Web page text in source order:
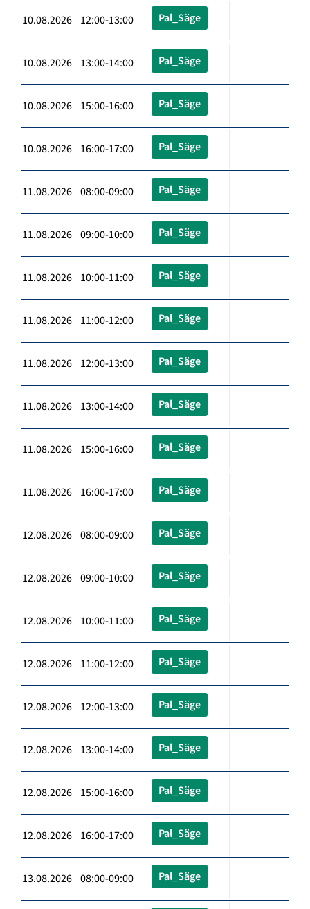
10.08.2026 12:00-13:00 Pal_Säge
10.08.2026 13:00-14:00 Pal_Säge
10.08.2026 15:00-16:00 Pal_Säge
10.08.2026 16:00-17:00 Pal_Säge
11.08.2026 08:00-09:00 Pal_Säge
11.08.2026 09:00-10:00 Pal_Säge
11.08.2026 10:00-11:00 Pal_Säge
11.08.2026 11:00-12:00 Pal_Säge
11.08.2026 12:00-13:00 Pal_Säge
11.08.2026 13:00-14:00 Pal_Säge
11.08.2026 15:00-16:00 Pal_Säge
11.08.2026 16:00-17:00 Pal_Säge
12.08.2026 08:00-09:00 Pal_Säge
12.08.2026 09:00-10:00 Pal_Säge
12.08.2026 10:00-11:00 Pal_Säge
12.08.2026 11:00-12:00 Pal_Säge
12.08.2026 12:00-13:00 Pal_Säge
12.08.2026 13:00-14:00 Pal_Säge
12.08.2026 15:00-16:00 Pal_Säge
12.08.2026 16:00-17:00 Pal_Säge
13.08.2026 08:00-09:00 Pal_Säge